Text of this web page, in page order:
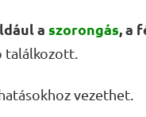
a szorongás, a
találkozott.
vezethet.